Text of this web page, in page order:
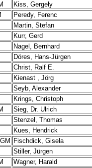
Kiss, Gergely
Peredy, Ferenc
Martin, Stefan
Kurr, Gerd
Nagel, Bernhard
Döres, Hans-Jürgen
Christ, Ralf E.
Kienast , Jörg
Seyb, Alexander
Krings, Christoph
Sieg, Dr. Ulrich
Stenzel, Thomas
Kues, Hendrick
Fischdick, Gisela
Stiller, Jürgen
Wagner, Harald